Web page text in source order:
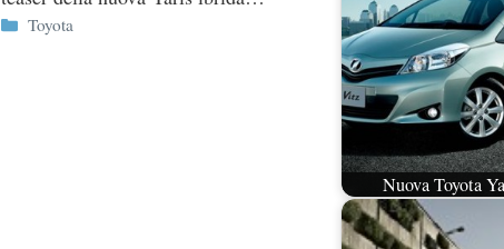
Categorie
Toyota
Nuova Toyota